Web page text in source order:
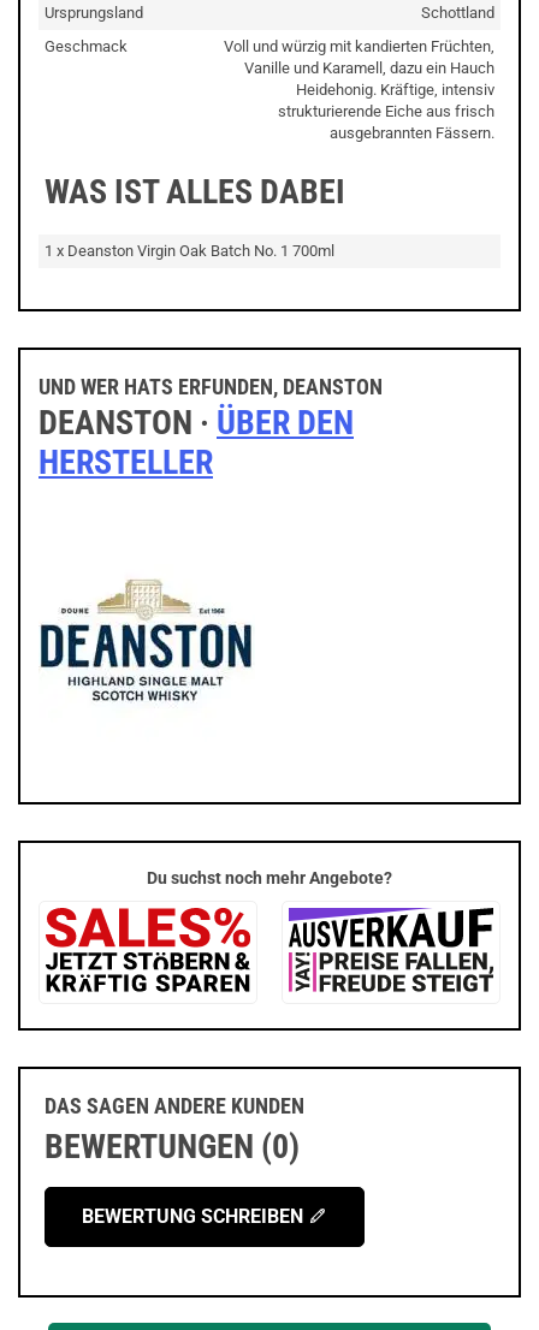
Ursprungsland
Schottland
Geschmack
Voll und würzig mit kandierten Früchten,
Vanille und Karamell, dazu ein Hauch
Heidehonig. Kräftige, intensiv
strukturierende Eiche aus frisch
ausgebrannten Fässern.
WAS IST ALLES DABEI
1 x Deanston Virgin Oak Batch No. 1 700ml
UND WER HATS ERFUNDEN, DEANSTON
DEANSTON · ÜBER DEN
HERSTELLER
Du suchst noch mehr Angebote?
DAS SAGEN ANDERE KUNDEN
BEWERTUNGEN (0)
BEWERTUNG SCHREIBEN